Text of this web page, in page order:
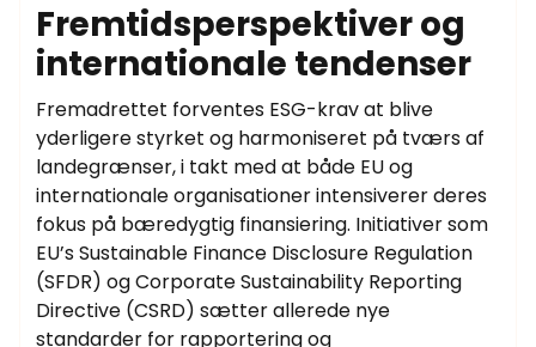
Fremtidsperspektiver og
internationale tendenser
Fremadrettet forventes ESG-krav at blive
yderligere styrket og harmoniseret på tværs af
landegrænser, i takt med at både EU og
internationale organisationer intensiverer deres
fokus på bæredygtig finansiering. Initiativer som
EU’s Sustainable Finance Disclosure Regulation
(SFDR) og Corporate Sustainability Reporting
Directive (CSRD) sætter allerede nye
standarder for rapportering og